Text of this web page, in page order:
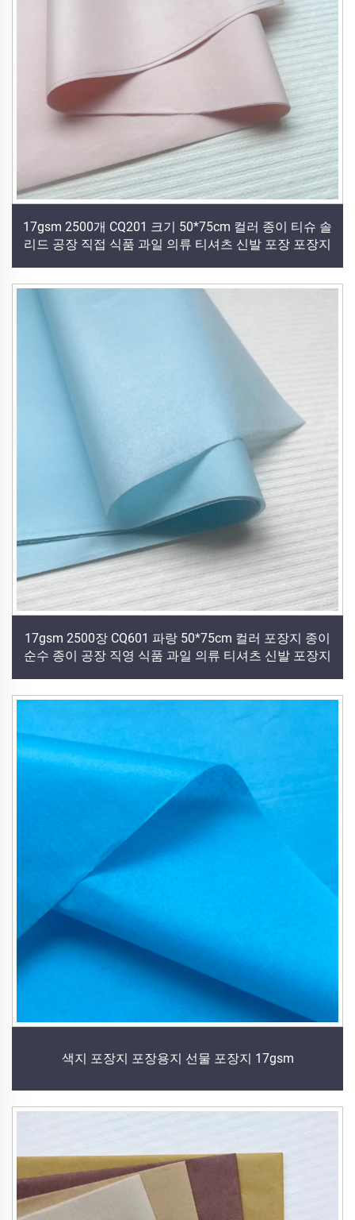
17gsm 2500개 CQ201 크기 50*75cm 컬러 종이 티슈 솔
리드 공장 직접 식품 과일 의류 티셔츠 신발 포장 포장지
17gsm 2500장 CQ601 파랑 50*75cm 컬러 포장지 종이
순수 종이 공장 직영 식품 과일 의류 티셔츠 신발 포장지
색지 포장지 포장용지 선물 포장지 17gsm